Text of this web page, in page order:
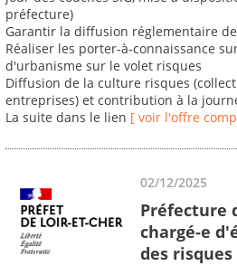
préfecture)
Garantir la diffusion réglementaire
Réaliser les porter-à-connaissance
d'urbanisme sur le volet risques
Diffusion de la culture risques
entreprises) et contribution à la
La suite dans le lien [ voir l'offre
02/12/2025
Préfecture
chargé-e
des